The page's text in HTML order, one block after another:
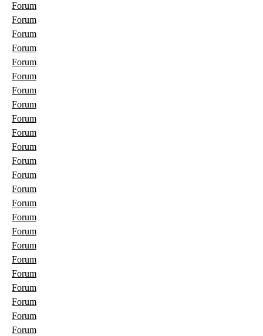
Forum
Forum
Forum
Forum
Forum
Forum
Forum
Forum
Forum
Forum
Forum
Forum
Forum
Forum
Forum
Forum
Forum
Forum
Forum
Forum
Forum
Forum
Forum
Forum